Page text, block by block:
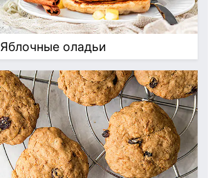
Яблочные оладьи